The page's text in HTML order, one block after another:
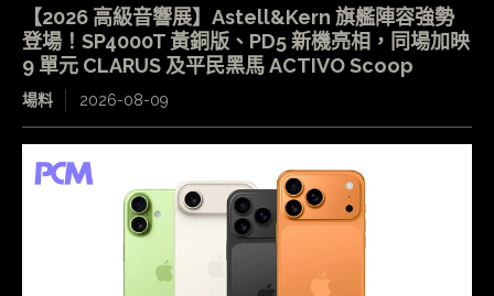
【2026 高級音響展】Astell&Kern 旗艦陣容強勢
登場！SP4000T 黃銅版、PD5 新機亮相，同場加映
9 單元 CLARUS 及平民黑馬 ACTIVO Scoop
場料 2026-08-09